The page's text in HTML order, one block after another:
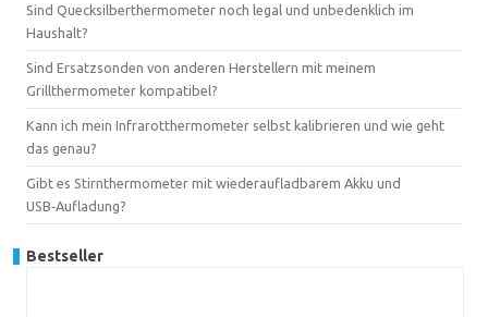
Sind Quecksilberthermometer noch legal und unbedenklich im
Haushalt?
Sind Ersatzsonden von anderen Herstellern mit meinem
Grillthermometer kompatibel?
Kann ich mein Infrarotthermometer selbst kalibrieren und wie geht
das genau?
Gibt es Stirnthermometer mit wiederaufladbarem Akku und
USB‑Aufladung?
Bestseller